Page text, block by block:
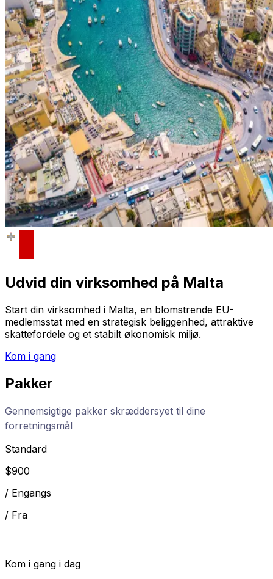
Udvid din virksomhed på Malta
Start din virksomhed i Malta, en blomstrende EU-
medlemsstat med en strategisk beliggenhed, attraktive
skattefordele og et stabilt økonomisk miljø.
Kom i gang
Pakker
Gennemsigtige pakker skræddersyet til dine
forretningsmål
Standard
$900
/ Engangs
/ Fra
Kom i gang i dag